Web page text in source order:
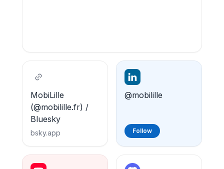
MobiLille
(@mobilille.fr) /
Bluesky
bsky.app
@mobilille
Follow